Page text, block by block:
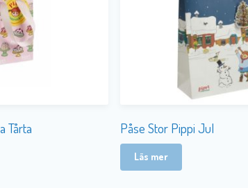
Tårta Påse Stor Pippi Jul
Läs mer